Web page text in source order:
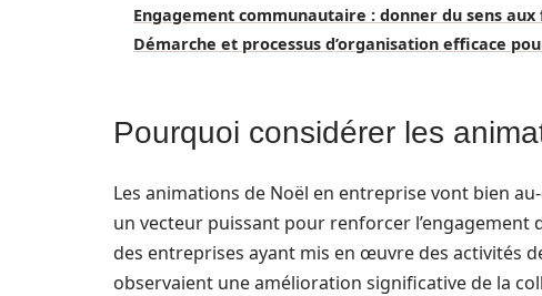
Engagement communautaire : donner du sens
Démarche et processus d’organisation efficace
Pourquoi considérer les
Les animations de Noël en entreprise vont bien
un vecteur puissant pour renforcer l’engagement
des entreprises ayant mis en œuvre des activités
observaient une amélioration significative de la